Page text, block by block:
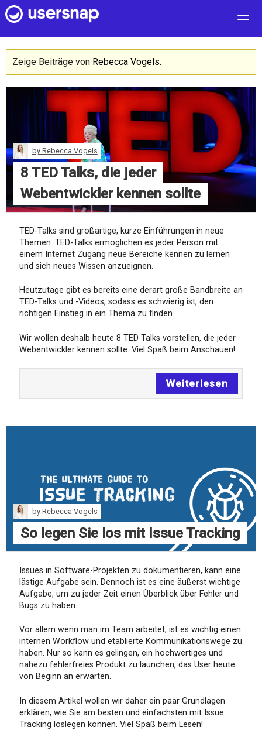
User Feedback
Customers
Pricing
Blog
free sign up
Zeige Beiträge von Rebecca Vogels.
by Rebecca Vogels
8 TED Talks, die jeder
Webentwickler kennen sollte
TED-Talks sind großartige, kurze Einführungen in neue
Themen. TED-Talks ermöglichen es jeder Person mit
einem Internet Zugang neue Bereiche kennen zu lernen
und sich neues Wissen anzueignen.
Heutzutage gibt es bereits eine derart große Bandbreite an
TED-Talks und -Videos, sodass es schwierig ist, den
richtigen Einstieg in ein Thema zu finden.
Wir wollen deshalb heute 8 TED Talks vorstellen, die jeder
Webentwickler kennen sollte. Viel Spaß beim Anschauen!
Weiterlesen
by Rebecca Vogels
So legen Sie los mit Issue Tracking
Issues in Software-Projekten zu dokumentieren, kann eine
lästige Aufgabe sein. Dennoch ist es eine äußerst wichtige
Aufgabe, um zu jeder Zeit einen Überblick über Fehler und
Bugs zu haben.
Vor allem wenn man im Team arbeitet, ist es wichtig einen
internen Workflow und etablierte Kommunikationswege zu
haben. Nur so kann es gelingen, ein hochwertiges und
nahezu fehlerfreies Produkt zu launchen, das User heute
von Beginn an erwarten.
In diesem Artikel wollen wir daher ein paar Grundlagen
erklären, wie Sie am besten und einfachsten mit Issue
Tracking loslegen können. Viel Spaß beim Lesen!